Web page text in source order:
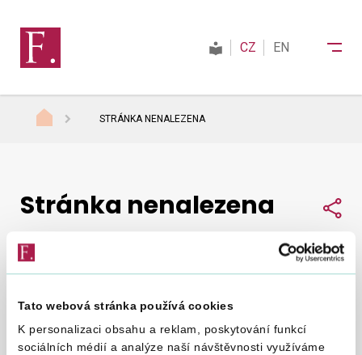
Tato webová stránka používá cookies
K personalizaci obsahu a reklam, poskytování funkcí
sociálních médií a analýze naší návštěvnosti využíváme
Daně
Mezinárodní spolupráce
Kontakty
CZ EN
STRÁNKA NENALEZENA
Nepodařilo se nám najít, co jste hledali.
znovu.
Stránka nenalezena